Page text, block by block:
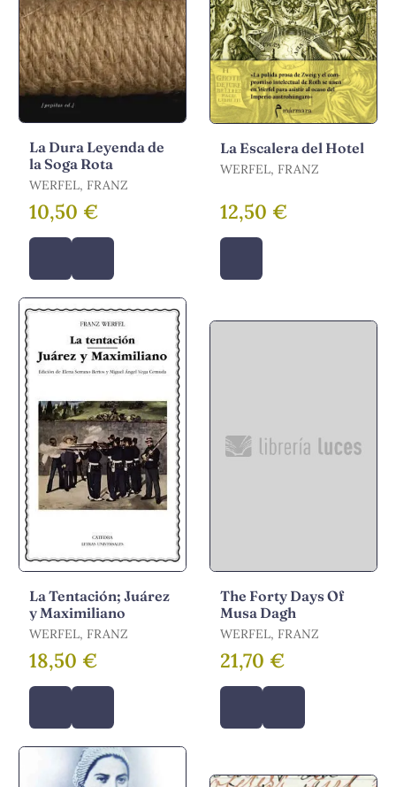
La Dura Leyenda de
la Soga Rota
WERFEL, FRANZ
10,50 €
La Escalera del Hotel
WERFEL, FRANZ
12,50 €
La Tentación; Juárez
y Maximiliano
WERFEL, FRANZ
18,50 €
The Forty Days Of
Musa Dagh
WERFEL, FRANZ
21,70 €